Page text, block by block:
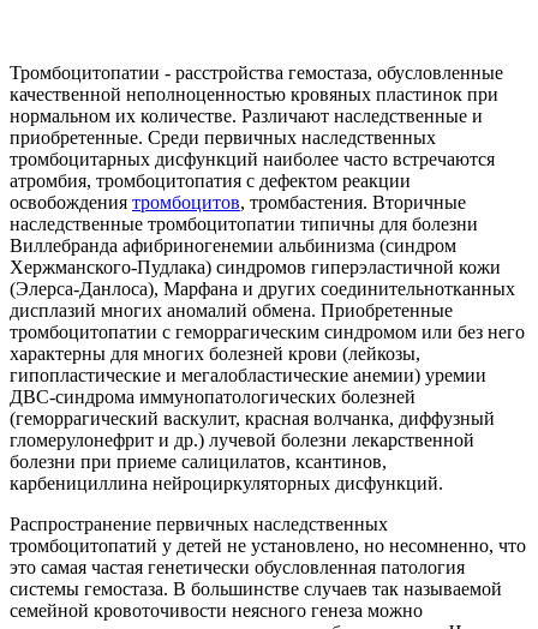
Тромбоцитопатии - расстройства гемостаза, обусловленные
качественной неполноценностью кровяных пластинок при
нормальном их количестве. Различают наследственные и
приобретенные. Среди первичных наследственных
тромбоцитарных дисфункций наиболее часто встречаются
атромбия, тромбоцитопатия с дефектом реакции
освобождения тромбоцитов, тромбастения. Вторичные
наследственные тромбоцитопатии типичны для болезни
Виллебранда афибриногенемии альбинизма (синдром
Хержманского-Пудлака) синдромов гиперэластичной кожи
(Элерса-Данлоса), Марфана и других соединительнотканных
дисплазий многих аномалий обмена. Приобретенные
тромбоцитопатии с геморрагическим синдромом или без него
характерны для многих болезней крови (лейкозы,
гипопластические и мегалобластические анемии) уремии
ДВС-синдрома иммунопатологических болезней
(геморрагический васкулит, красная волчанка, диффузный
гломерулонефрит и др.) лучевой болезни лекарственной
болезни при приеме салицилатов, ксантинов,
карбенициллина нейроциркуляторных дисфункций.
Распространение первичных наследственных
тромбоцитопатий у детей не установлено, но несомненно, что
это самая частая генетически обусловленная патология
системы гемостаза. В большинстве случаев так называемой
семейной кровоточивости неясного генеза можно